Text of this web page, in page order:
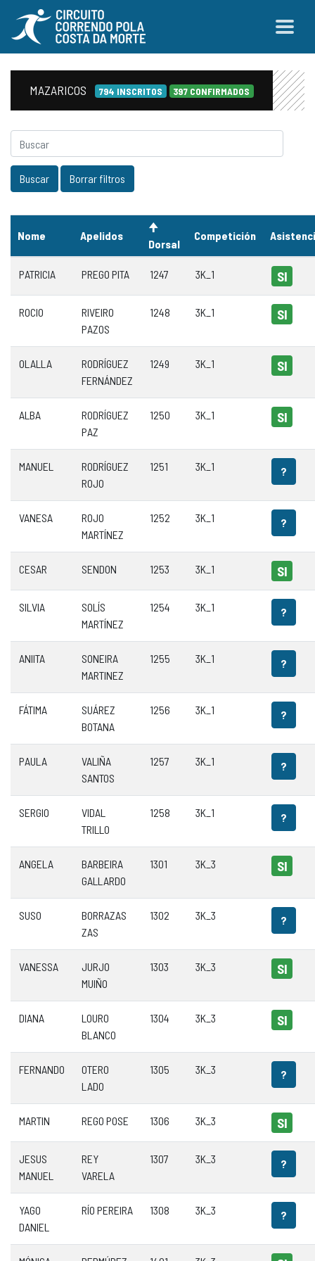
MAZARICOS 794 INSCRITOS 397 CONFIRMADOS
Nome Apelidos
Dorsal
Competición
PATRICIA PREGO PITA 1247 3K_1 SI
ROCIO
RIVEIRO
PAZOS
1248 3K_1 SI
OLALLA
RODRÍGUEZ
FERNÁNDEZ
1249 3K_1 SI
ALBA
RODRÍGUEZ
PAZ
1250 3K_1 SI
MANUEL
RODRÍGUEZ
ROJO
1251 3K_1 ?
VANESA
ROJO
MARTÍNEZ
1252 3K_1 ?
CESAR SENDON 1253 3K_1 SI
SILVIA
SOLÍS
MARTÍNEZ
1254 3K_1 ?
ANIITA
SONEIRA
MARTINEZ
1255 3K_1 ?
FÁTIMA
SUÁREZ
BOTANA
1256 3K_1 ?
PAULA
VALIÑA
SANTOS
1257 3K_1 ?
SERGIO
VIDAL
TRILLO
1258 3K_1 ?
ANGELA
BARBEIRA
GALLARDO
1301 3K_3 SI
SUSO
BORRAZAS
ZAS
1302 3K_3 ?
VANESSA
JURJO
MUIÑO
1303 3K_3 SI
DIANA
LOURO
BLANCO
1304 3K_3 SI
FERNANDO
OTERO
LADO
1305 3K_3 ?
MARTIN REGO POSE 1306 3K_3 SI
JESUS
MANUEL
REY
VARELA
1307 3K_3 ?
YAGO
DANIEL
RÍO PEREIRA 1308 3K_3 ?